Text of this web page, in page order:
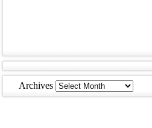
Archives Archives